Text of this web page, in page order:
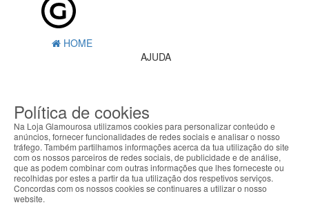
HOME
AJUDA
0 CARRINHO
EU
Filtrar por
Limpar filtros
Filtrar
Política de cookies
Na Loja Glamourosa utilizamos cookies para personalizar conteúdo e
anúncios, fornecer funcionalidades de redes sociais e analisar o nosso
tráfego. Também partilhamos informações acerca da tua utilização do site
com os nossos parceiros de redes sociais, de publicidade e de análise,
que as podem combinar com outras informações que lhes forneceste ou
recolhidas por estes a partir da tua utilização dos respetivos serviços.
Concordas com os nossos cookies se continuares a utilizar o nosso
website.